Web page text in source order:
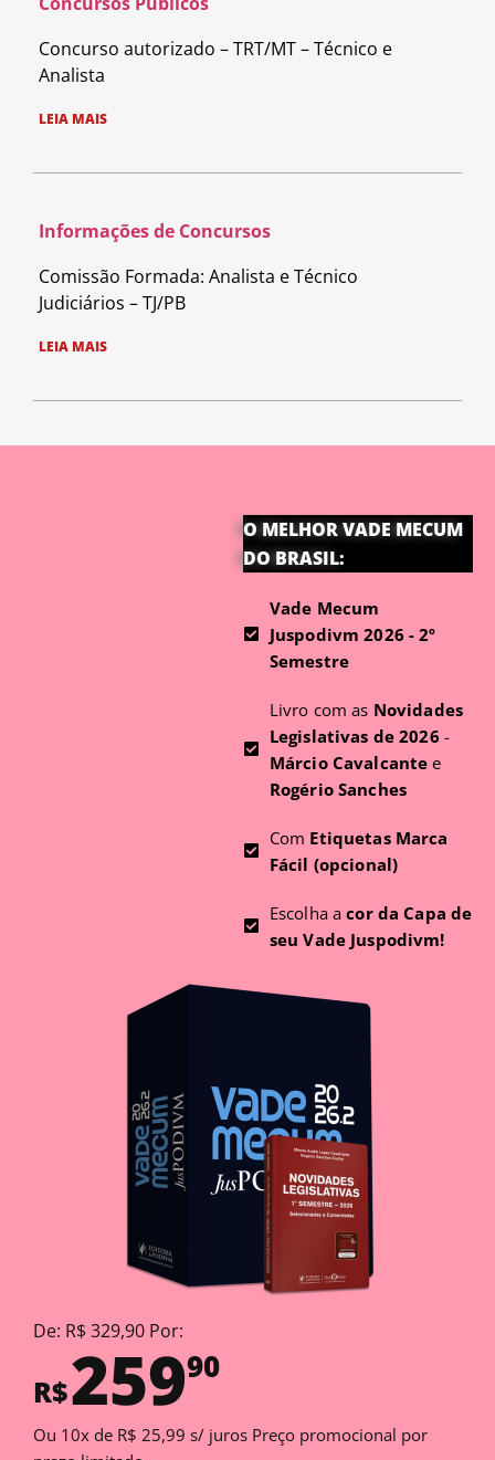
Concurso autorizado – TRT/MT – Técnico e
Analista
LEIA MAIS
Informações de Concursos
Comissão Formada: Analista e Técnico
Judiciários – TJ/PB
LEIA MAIS
O MELHOR VADE MECUM
DO BRASIL:
Vade Mecum
Juspodivm 2026 - 2º
Semestre
Livro com as Novidades
Legislativas de 2026 -
Márcio Cavalcante e
Rogério Sanches
Com Etiquetas Marca
Fácil (opcional)
Escolha acor da Capa de
seu Vade Juspodivm!
De: R$ 329,90 Por:
R$25990
Ou 10x de R$ 25,99 s/ juros Preço promocional por